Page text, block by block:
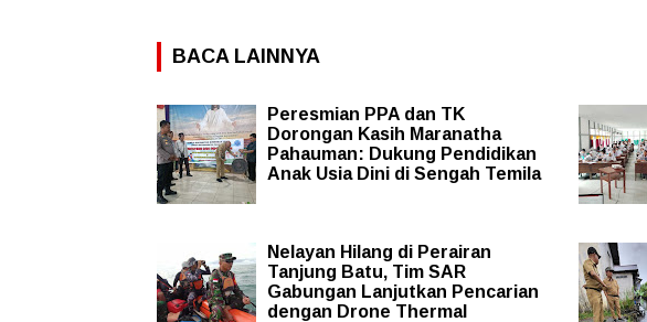
BACA LAINNYA
Peresmian PPA dan TK
Dorongan Kasih Maranatha
Pahauman: Dukung Pendidikan
Anak Usia Dini di Sengah Temila
Nelayan Hilang di Perairan
Tanjung Batu, Tim SAR
Gabungan Lanjutkan Pencarian
dengan Drone Thermal